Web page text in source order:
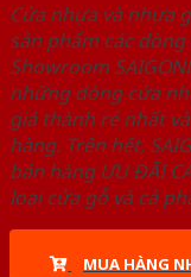
Cửa nhựa và nhựa
sản phẩm các
Showroom
những dòng cửa
giá thành rẻ nhất
hàng. Trên hết,
bán hàng ƯU ĐÃI
loại cửa gỗ và cả
MUA HÀNG